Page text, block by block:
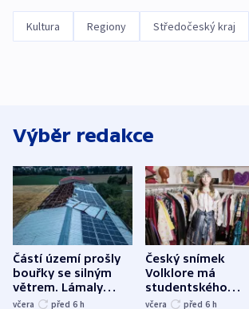
Kultura Regiony Středočeský kraj
Výběr redakce
Částí území prošly
bouřky se silným
větrem. Lámaly
stromy a poničily
včera před 6 h
Český snímek
Volklore má
studentského
Oscara, zabojuje o
včera před 6 h